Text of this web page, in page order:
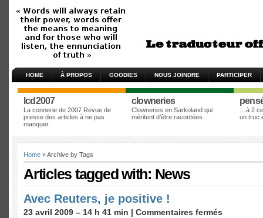
HOME À PROPOS GOODIES NOUS JOINDRE PARTICIPER
lcd2007
La connerie de 2007 Revue de
presse des articles à ne pas
manquer
clowneries
Clowneries en Sarkoland qui
méritent d’être racontées
…à 2
un truc
Home » Archive by Tags
Articles tagged with: News
Avec Reuters, je positive !
23 avril 2009 – 14 h 41 min | Commentaires fermés